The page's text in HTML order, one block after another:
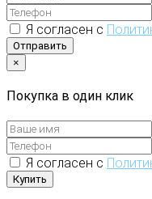
Я согласен с
Отправить
×
Покупка в один клик
Я согласен с
Купить